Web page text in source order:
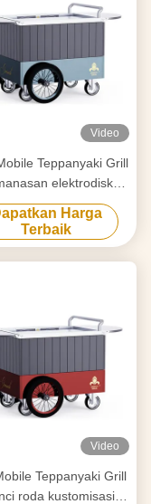
Video
Teppanyaki Grill
elektrodisk
bebas Papan
makanan Hibachi Grill
Table
Harga
Terbaik
Video
Teppanyaki Grill
roda kustomisasi